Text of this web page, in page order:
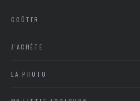
GOÛTER
J'ACHÈTE
LA PHOTO